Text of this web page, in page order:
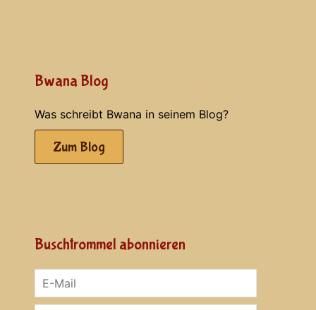
Bwana Blog
Was schreibt Bwana in seinem Blog?
Zum Blog
Buschtrommel abonnieren